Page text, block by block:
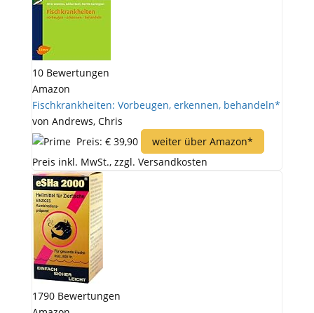
10 Bewertungen
Amazon
Fischkrankheiten: Vorbeugen, erkennen, behandeln*
von Andrews, Chris
Preis: € 39,90
weiter über Amazon*
Preis inkl. MwSt., zzgl. Versandkosten
1790 Bewertungen